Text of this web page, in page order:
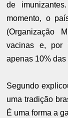
de
momento, o
(Organização
vacinas e, por
apenas 10% das
Segundo
uma tradição
É uma forma a